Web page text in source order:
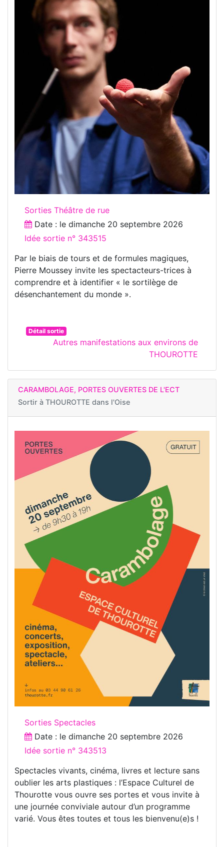
Sorties Théâtre de rue
Date : le dimanche 20 septembre 2026
Idée sortie n° 343515
Par le biais de tours et de formules magiques,
Pierre Moussey invite les spectacteurs-trices à
comprendre et à identifier « le sortilège de
désenchantement du monde ».
Détail sortie
Autres manifestations aux environs de
THOUROTTE
CARAMBOLAGE, PORTES OUVERTES DE L'ECT
Sortir à THOUROTTE dans l'Oise
Sorties Spectacles
Date : le dimanche 20 septembre 2026
Idée sortie n° 343513
Spectacles vivants, cinéma, livres et lecture sans
oublier les arts plastiques : l’Espace Culturel de
Thourotte vous ouvre ses portes et vous invite à
une journée conviviale autour d’un programme
varié. Vous êtes toutes et tous les bienvenu(e)s !